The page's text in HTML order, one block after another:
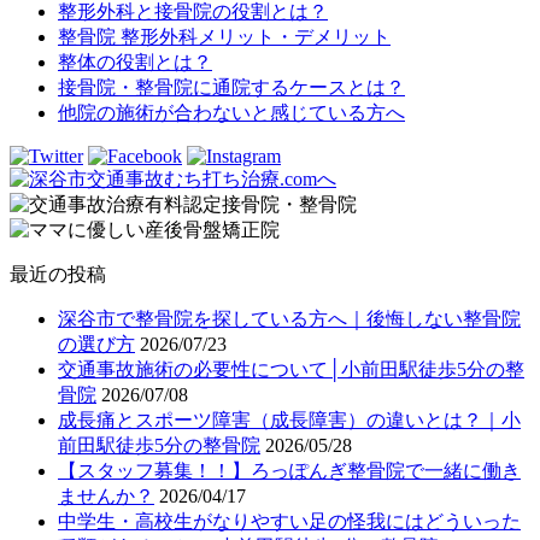
整形外科と接骨院の役割とは？
整骨院 整形外科メリット・デメリット
整体の役割とは？
接骨院・整骨院に通院するケースとは？
他院の施術が合わないと感じている方へ
最近の投稿
深谷市で整骨院を探している方へ｜後悔しない整骨院
の選び方 2026/07/23
交通事故施術の必要性について│小前田駅徒歩5分の整
骨院 2026/07/08
成長痛とスポーツ障害（成長障害）の違いとは？｜小
前田駅徒歩5分の整骨院 2026/05/28
【スタッフ募集！！】ろっぽんぎ整骨院で一緒に働き
ませんか？ 2026/04/17
中学生・高校生がなりやすい足の怪我にはどういった